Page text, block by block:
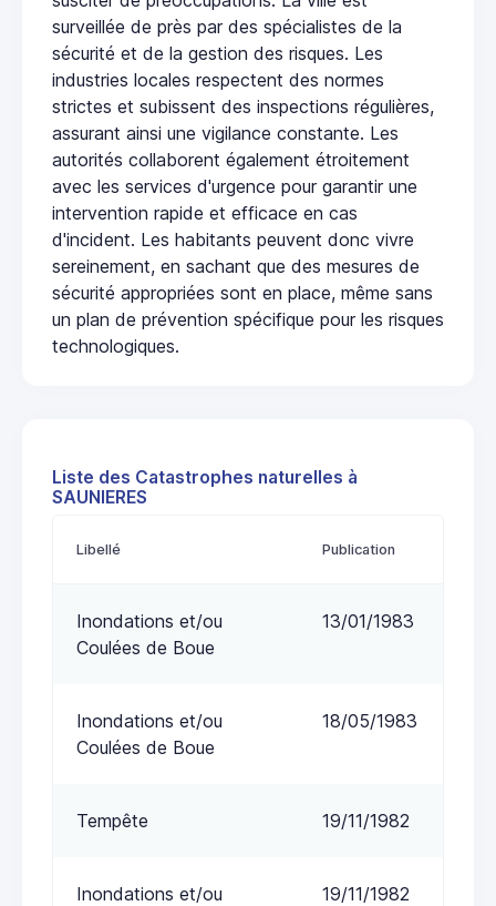
surveillée de près par des spécialistes de la
sécurité et de la gestion des risques. Les
industries locales respectent des normes
strictes et subissent des inspections régulières,
assurant ainsi une vigilance constante. Les
autorités collaborent également étroitement
avec les services d'urgence pour garantir une
intervention rapide et efficace en cas
d'incident. Les habitants peuvent donc vivre
sereinement, en sachant que des mesures de
sécurité appropriées sont en place, même sans
un plan de prévention spécifique pour les risques
technologiques.
Liste des Catastrophes naturelles à
SAUNIERES
Libellé Publication
Inondations et/ou
Coulées de Boue
13/01/1983
Inondations et/ou
Coulées de Boue
18/05/1983
Tempête 19/11/1982
Inondations et/ou
19/11/1982